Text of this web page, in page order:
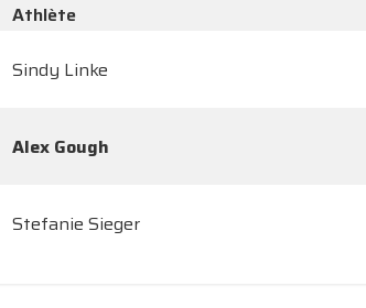
Athlète
Sindy Linke
Alex Gough
Stefanie Sieger